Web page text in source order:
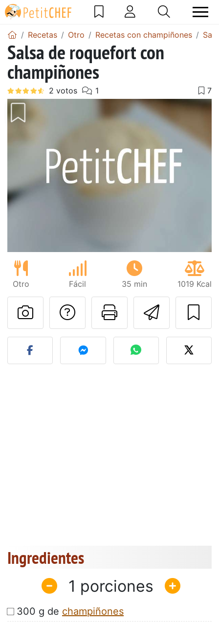
Recetas Otro Recetas con champiñones
Salsa de roquefort con
champiñones
Otro Fácil 35 min 1019 Kcal
Imprimir
Preguntar al autor
Publicar la foto de esta
Ingredientes
1
300 g de champiñones